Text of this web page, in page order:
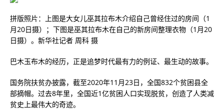
拼版照片：上图是大女儿巫其拉布木介绍自己曾经住过的房间（1
月20日摄）；下图是巫其拉布木在自己的新房间整理衣物（1月20
日摄）。新华社记者 周科 摄
巴木玉布木的经历，正是追梦时代最有力的例证、最生动的故事。
国务院扶贫办披露，截至2020年11月23日，全国832个贫困县全
部摘帽。过去8年里，全国近1亿贫困人口实现脱贫，创造了人类减
贫史上最伟大的奇迹。